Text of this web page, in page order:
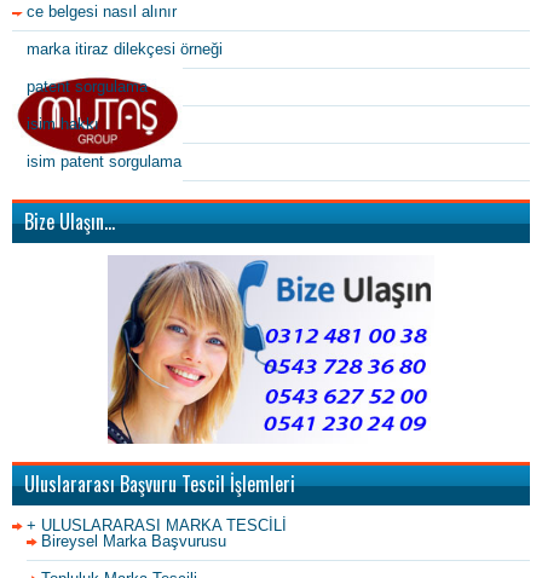
ce belgesi nasıl alınır
marka itiraz dilekçesi örneği
patent sorgulama
isim hakkı
isim patent sorgulama
Bize Ulaşın…
Uluslararası Başvuru Tescil İşlemleri
+ ULUSLARARASI MARKA TESCİLİ
Bireysel Marka Başvurusu